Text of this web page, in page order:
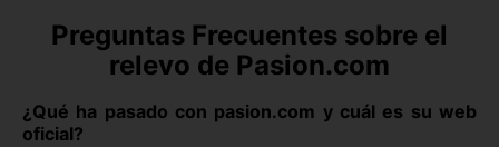
Preguntas Frecuentes sobre el
relevo de Pasion.com
¿Qué ha pasado con pasion.com y cuál es su web
oficial?